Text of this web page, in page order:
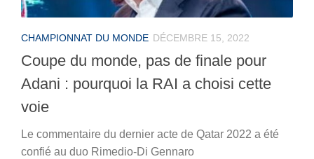
CHAMPIONNAT DU MONDE DÉCEMBRE 15, 2022
Coupe du monde, pas de finale pour
Adani : pourquoi la RAI a choisi cette
voie
Le commentaire du dernier acte de Qatar 2022 a été
confié au duo Rimedio-Di Gennaro